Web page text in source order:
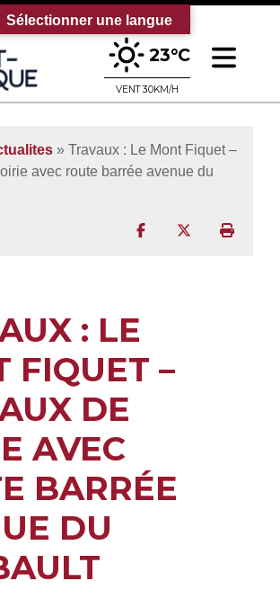
Bienvenue sur le site officiel de la
23°C
VENT 30KM/H
» Travaux : Le Mont Fiquet –
avec route barrée avenue du
Partager surPartager sur
: LE
FIQUET –
DE
AVEC
BARRÉE
DU
Sélectionner une langue